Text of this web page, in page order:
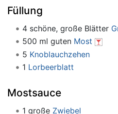
Füllung
4 schöne, große Blätter
500 ml guten Most
5 Knoblauchzehen
1 Lorbeerblatt
Mostsauce
1 große Zwiebel